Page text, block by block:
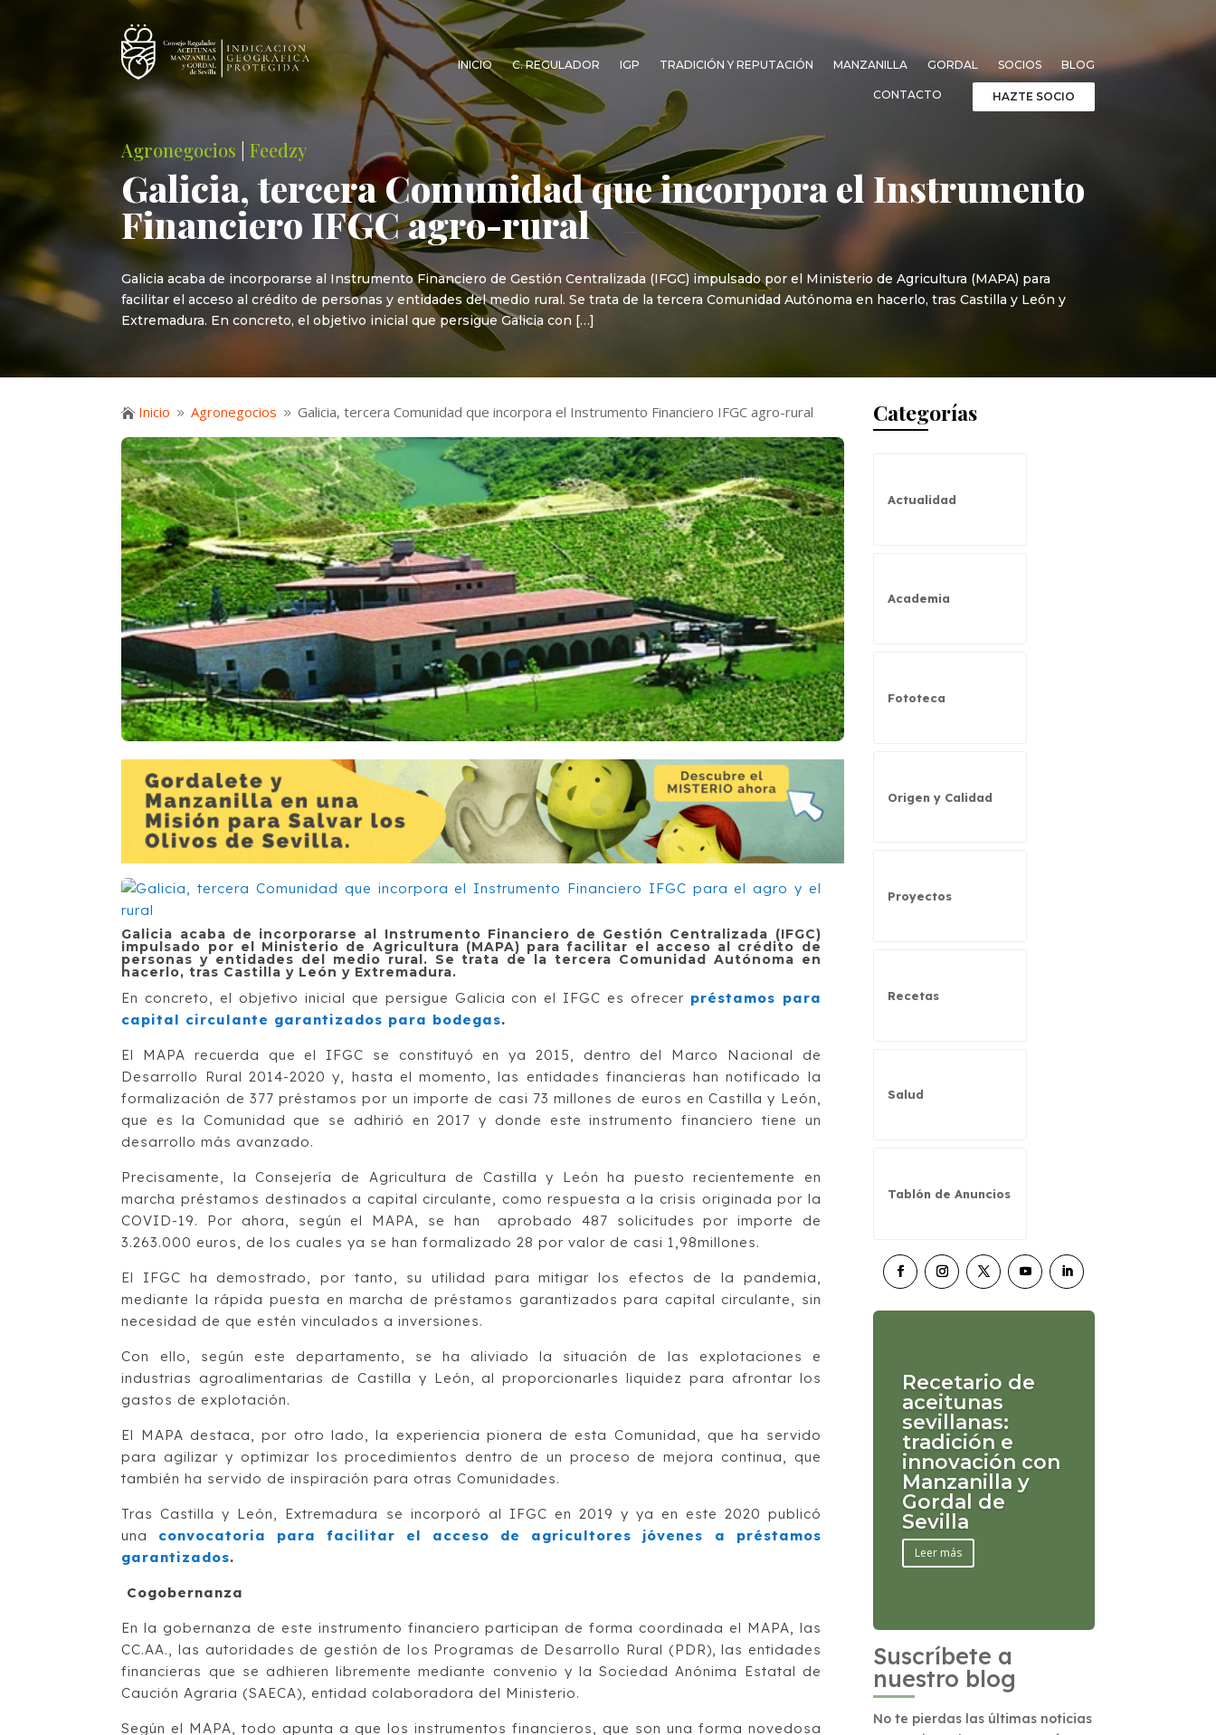
INICIO C. REGULADOR IGP TRADICIÓN Y REPUTACIÓN MANZANILLA GORDAL SOCIOS BLOG
CONTACTO HAZTE SOCIO
Agronegocios |Feedzy
Galicia, tercera Comunidad que incorpora el Instrumento
Financiero IFGC agro-rural
Galicia acaba de incorporarse al Instrumento Financiero de Gestión Centralizada (IFGC) impulsado por el Ministerio de Agricultura (MAPA) para
facilitar el acceso al crédito de personas y entidades del medio rural. Se trata de la tercera Comunidad Autónoma en hacerlo, tras Castilla y León y
Extremadura. En concreto, el objetivo inicial que persigue Galicia con […]
 Inicio 9 Agronegocios 9 Galicia, tercera Comunidad que incorpora el Instrumento Financiero IFGC agro-rural
Galicia acaba de incorporarse al Instrumento Financiero de Gestión Centralizada (IFGC)
impulsado por el Ministerio de Agricultura (MAPA) para facilitar el acceso al crédito de
personas y entidades del medio rural. Se trata de la tercera Comunidad Autónoma en
hacerlo, tras Castilla y León y Extremadura.
En concreto, el objetivo inicial que persigue Galicia con el IFGC es ofrecer préstamos para
capital circulante garantizados para bodegas.
El MAPA recuerda que el IFGC se constituyó en ya 2015, dentro del Marco Nacional de
Desarrollo Rural 2014-2020 y, hasta el momento, las entidades financieras han notificado la
formalización de 377 préstamos por un importe de casi 73 millones de euros en Castilla y León,
que es la Comunidad que se adhirió en 2017 y donde este instrumento financiero tiene un
desarrollo más avanzado.
Precisamente, la Consejería de Agricultura de Castilla y León ha puesto recientemente en
marcha préstamos destinados a capital circulante, como respuesta a la crisis originada por la
COVID-19. Por ahora, según el MAPA, se han aprobado 487 solicitudes por importe de
3.263.000 euros, de los cuales ya se han formalizado 28 por valor de casi 1,98millones.
El IFGC ha demostrado, por tanto, su utilidad para mitigar los efectos de la pandemia,
mediante la rápida puesta en marcha de préstamos garantizados para capital circulante, sin
necesidad de que estén vinculados a inversiones.
Con ello, según este departamento, se ha aliviado la situación de las explotaciones e
industrias agroalimentarias de Castilla y León, al proporcionarles liquidez para afrontar los
gastos de explotación.
El MAPA destaca, por otro lado, la experiencia pionera de esta Comunidad, que ha servido
para agilizar y optimizar los procedimientos dentro de un proceso de mejora continua, que
también ha servido de inspiración para otras Comunidades.
Tras Castilla y León, Extremadura se incorporó al IFGC en 2019 y ya en este 2020 publicó
una convocatoria para facilitar el acceso de agricultores jóvenes a préstamos
garantizados.
Cogobernanza
En la gobernanza de este instrumento financiero participan de forma coordinada el MAPA, las
CC.AA., las autoridades de gestión de los Programas de Desarrollo Rural (PDR), las entidades
financieras que se adhieren libremente mediante convenio y la Sociedad Anónima Estatal de
Caución Agraria (SAECA), entidad colaboradora del Ministerio.
Según el MAPA, todo apunta a que los instrumentos financieros, que son una forma novedosa
Categorías
Actualidad
Academia
Fototeca
Origen y Calidad
Proyectos
Recetas
Salud
Tablón de Anuncios
Recetario de
aceitunas
sevillanas:
tradición e
innovación con
Manzanilla y
Gordal de
Sevilla
Leer más
Suscríbete a
nuestro blog
No te pierdas las últimas noticias